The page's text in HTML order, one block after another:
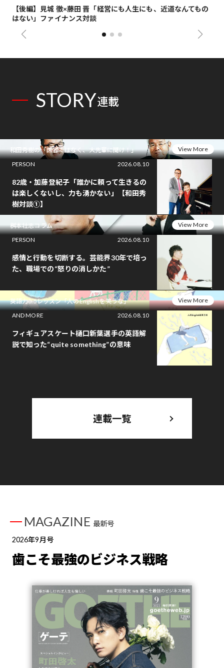
【後編】見城 徹×藤田 晋「経営にも人生にも、近道なんてもの
はない」ファイナンス対談
STORY連載
和田秀樹の「医者ではなく、大先輩に聞け！」
View More
PERSON
2026.08.10
82歳・加藤登紀子「誰かに頼って生きるの
は楽しくないし、力も湧かない」【和田秀
樹対談①】
桝本壮志コラム
View More
PERSON
2026.08.10
感情と行動を切断する。芸能界30年で培っ
た、職場での“怒りの消しかた”
英語力0.5レッスン「人のEnglishを笑うな」
View More
AND MORE
2026.08.10
フィギュアスケート樋口新葉選手の英語解
説で知った“quite something”の意味
連載一覧
MAGAZINE 最新号
2026年9月号
歯こそ最強のビジネス戦略